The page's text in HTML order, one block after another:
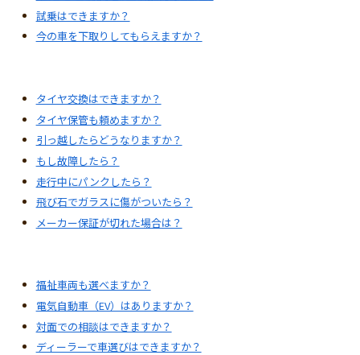
試乗はできますか？
今の車を下取りしてもらえますか？
タイヤ交換はできますか？
タイヤ保管も頼めますか？
引っ越したらどうなりますか？
もし故障したら？
走行中にパンクしたら？
飛び石でガラスに傷がついたら？
メーカー保証が切れた場合は？
福祉車両も選べますか？
電気自動車（EV）はありますか？
対面での相談はできますか？
ディーラーで車選びはできますか？